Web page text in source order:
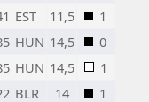
EST 11,5
1
HUN 14,5
0
HUN 14,5
1
BLR 14
1